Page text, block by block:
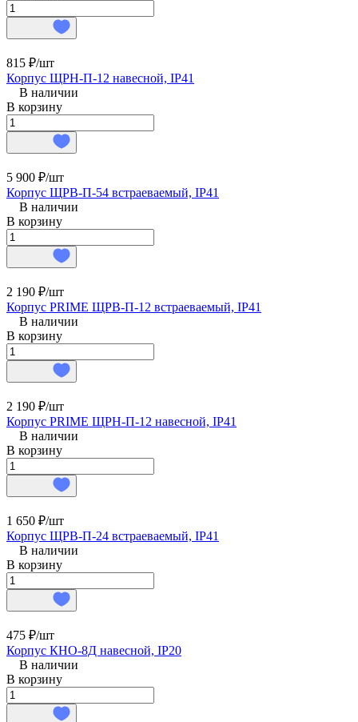
815 ₽/шт
Корпус ЩРН-П-12 навесной, IP41
В наличии
В корзину
5 900 ₽/шт
Корпус ЩРВ-П-54 встраеваемый, IP41
В наличии
В корзину
2 190 ₽/шт
Корпус PRIME ЩРВ-П-12 встраеваемый, IP41
В наличии
В корзину
2 190 ₽/шт
Корпус PRIME ЩРН-П-12 навесной, IP41
В наличии
В корзину
1 650 ₽/шт
Корпус ЩРВ-П-24 встраеваемый, IP41
В наличии
В корзину
475 ₽/шт
Корпус КНО-8Д навесной, IP20
В наличии
В корзину